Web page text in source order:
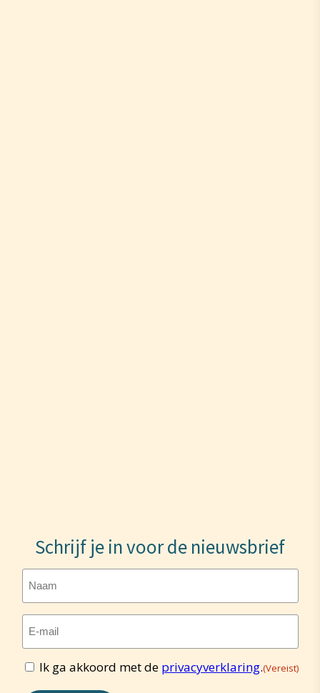
Schrijf je in voor de nieuwsbrief
Naam
E-
mailadres(Vereist)
Toestemming(Vereist)
Ik ga akkoord met de privacyverklaring.(Vereist)